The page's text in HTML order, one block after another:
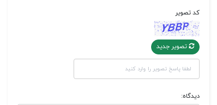
کد تصویر
تصویر جدید
دیدگاه: